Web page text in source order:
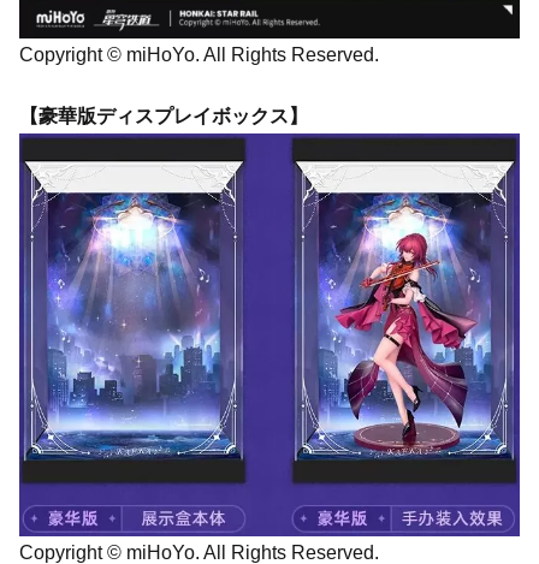
Copyright © miHoYo. All Rights Reserved.
【豪華版ディスプレイボックス】
Copyright © miHoYo. All Rights Reserved.